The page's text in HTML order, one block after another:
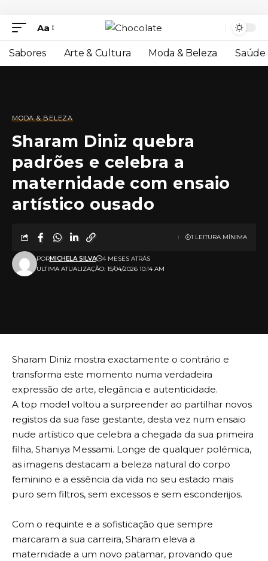
Aa
Sabores Arte & Cultura Moda & Beleza Saúde
MODA & BELEZA
Sharam Diniz quebra
padrões e celebra a
maternidade com ensaio
artístico ousado
ULTIMA ATUALIZAÇÃO: 15/04/2026 10:14 AM
PORMICHELA SILVA 4 MESES ATRÁS
1 LEITURA MÍNIMA
Sharam Diniz mostra exactamente o contrário e
transforma este momento numa verdadeira
expressão de arte, elegância e autenticidade.
A top model voltou a surpreender ao partilhar novos
registos da sua fase gestante, desta vez num ensaio
nude artístico que celebra a chegada da sua primeira
filha, Shaniya Messami. Longe de qualquer polémica,
as imagens destacam a beleza natural do corpo
feminino e a essência da vida no seu estado mais
puro sem filtros, sem excessos e sem esconderijos.
Com o requinte e a sofisticação que sempre
marcaram a sua carreira, Sharam eleva a
maternidade a um novo patamar, provando que